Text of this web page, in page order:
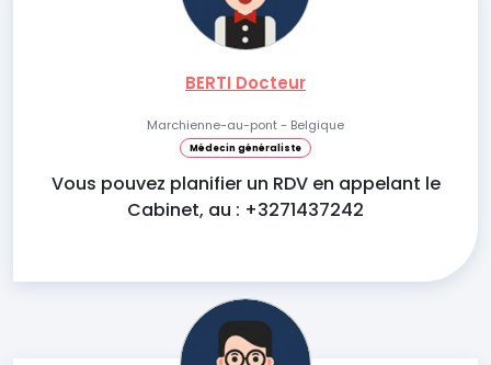
BERTI Docteur
Marchienne-au-pont - Belgique
Médecin généraliste
Vous pouvez planifier un RDV en appelant le
Cabinet, au : +3271437242